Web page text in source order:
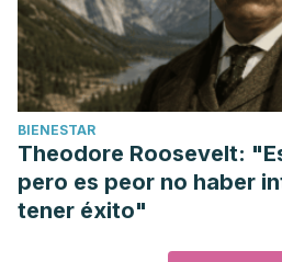
BIENESTAR
Theodore Roosevelt:
pero es peor no haber
tener éxito"